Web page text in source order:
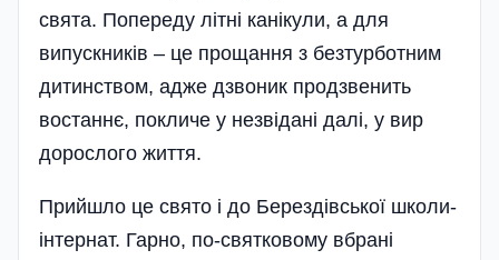
свята. Попереду літні канікули, а для
випускників – це прощання з безтурботним
дитинством, адже дзвоник продзвенить
востаннє, покличе у незвідані далі, у вир
дорослого життя.
Прийшло це свято і до Берездівської школи-
інтернат. Гарно, по-святковому вбрані